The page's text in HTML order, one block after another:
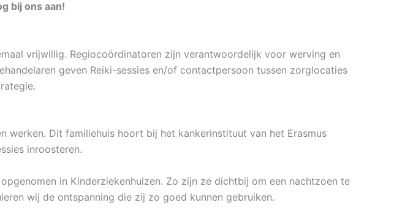
bij ons aan!
vrijwillig. Regiocoördinatoren zijn verantwoordelijk voor werving en
geven Reiki-sessies en/of contactpersoon tussen zorglocaties
werken. Dit familiehuis hoort bij het kankerinstituut van het Erasmus
inroosteren.
in Kinderziekenhuizen. Zo zijn ze dichtbij om een nachtzoen te
wij de ontspanning die zij zo goed kunnen gebruiken.